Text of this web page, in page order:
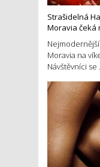
Strašidelná
Moravia čeká
Moravia na
Návštěvníci se